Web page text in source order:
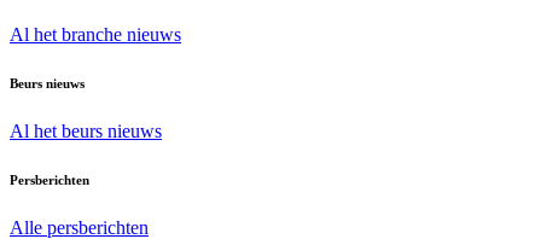
Al het branche nieuws
Beurs nieuws
Al het beurs nieuws
Persberichten
Alle persberichten